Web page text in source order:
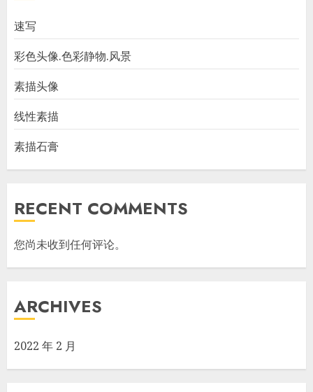
速写
彩色头像.色彩静物.风景
素描头像
线性素描
素描石膏
RECENT COMMENTS
您尚未收到任何评论。
ARCHIVES
2022 年 2 月